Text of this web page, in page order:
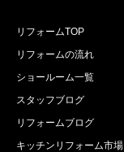
リフォームTOP
リフォームの流れ
ショールーム一覧
スタッフブログ
リフォームブログ
キッチンリフォーム市場